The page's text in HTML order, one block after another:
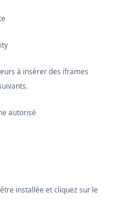
à insérer des iframes
autorisé
installée et cliquez sur le